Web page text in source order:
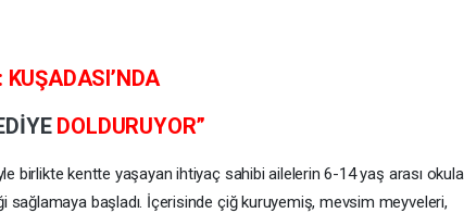
DOLDURUYOR”
birlikte kentte yaşayan ihtiyaç sahibi ailelerin 6-14 yaş arası okula
sağlamaya başladı. İçerisinde çiğ kuruyemiş, mevsim meyveleri,